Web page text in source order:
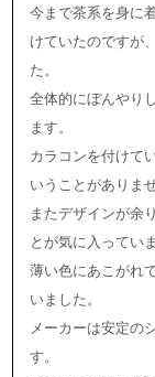
今まで茶系を身に
けていたのですが
た。
全体的にぼんやり
ます。
カラコンを付けて
いうことがありませ
またデザインが余
とが気に入ってい
薄い色にあこがれ
いました。
メーカーは安定の
す。